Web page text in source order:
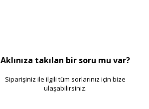
Aklınıza takılan bir soru mu var?
Siparişiniz ile ilgili tüm sorlarınız için bize
ulaşabilirsiniz.